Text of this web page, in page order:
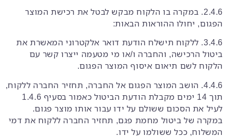
2.4.6. במקרה בו הלקוח מבקש לבטל את רכישת המוצר
הפגום, יחולו ההוראות הבאות:
3.4.6. ללקוח תישלח הודעת דואר אלקטרוני המאשרת את
ביטול הרכישה, והחברה ו/או מי מטעמה ייצרו קשר עם
הלקוח לשם תיאום איסוף המוצר הפגום.
4.4.6. הושב המוצר הפגום אל החברה, תחזיר החברה ללקוח,
תוך 14 ימים מקבלת הודעת הביטול כאמור בסעיף ‎1.4.6
לעיל את הסכום ששולם על ידו עבור אותו מוצר פגום.
במקרה של ביטול מחמת פגם, תחזיר החברה ללקוח את דמי
המשלוח, ככל ששולמו על ידו.